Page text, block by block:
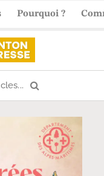
Pourquoi ?